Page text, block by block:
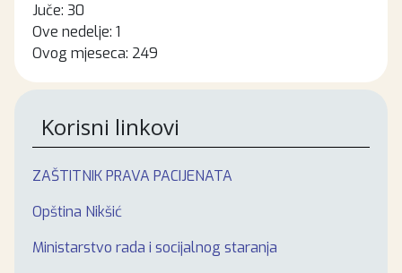
Juče: 30
Ove nedelje: 1
Ovog mjeseca: 249
Korisni linkovi
ZAŠTITNIK PRAVA PACIJENATA
Opština Nikšić
Ministarstvo rada i socijalnog staranja